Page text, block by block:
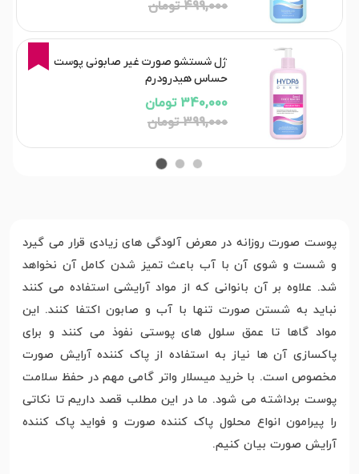
499,000 تومان
15%
ژل شستشو صورت غیر صابونی پوست
حساس هیدرودرم
340,000 تومان
399,000 تومان
پوست صورت روزانه در معرض آلودگی های زیادی قرار می گیرد
و شست و شوی آن با آب باعث تمیز شدن کامل آن نخواهد
شد. علاوه بر آن بانوانی که از مواد آرایشی استفاده می کنند
نباید به شستن صورت تنها با آب و صابون اکتفا کنند. این
مواد گاها تا عمق سلول های پوستی نفوذ می کنند و برای
پاکسازی آن ها نیاز به استفاده از پاک کننده آرایش صورت
مخصوص است. با خرید میسلار واتر گامی مهم در حفظ سلامت
پوست برداشته می شود. ما در این مطلب قصد داریم تا نکاتی
را پیرامون انواع محلول پاک کننده صورت و فواید پاک کننده
آرایش صورت بیان کنیم.